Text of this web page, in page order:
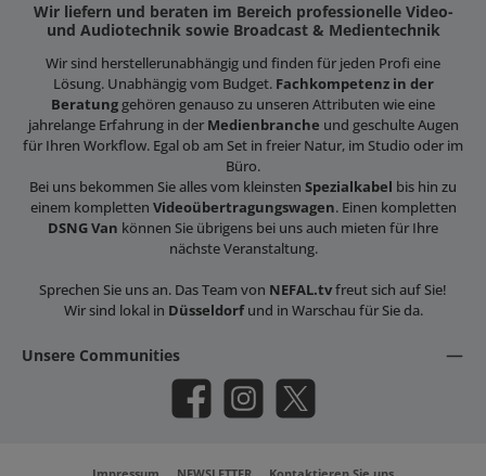
Wir liefern und beraten im Bereich professionelle Video-
und Audiotechnik sowie Broadcast & Medientechnik
Wir sind herstellerunabhängig und finden für jeden Profi eine
Lösung. Unabhängig vom Budget. Fachkompetenz in der
Beratunggehören genauso zu unseren Attributen wie eine
jahrelange Erfahrung in der Medienbranche und geschulte Augen
für Ihren Workflow. Egal ob am Set in freier Natur, im Studio oder im
Büro.
Bei uns bekommen Sie alles vom kleinsten Spezialkabel bis hin zu
einem kompletten Videoübertragungswagen. Einen kompletten
DSNG Van können Sie übrigens bei uns auch mieten für Ihre
nächste Veranstaltung.
Sprechen Sie uns an. Das Team von NEFAL.tvfreut sich auf Sie!
Wir sind lokal in Düsseldorfund in Warschau für Sie da.
Unsere Communities
Facebook InstagramX / Twitter